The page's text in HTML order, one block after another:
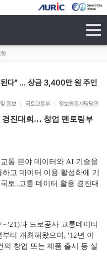
된다" … 상금 3,400만 원 주인
홍보 국토교통부 정보화통계담당관
경진대회… 창업 멘토링부
통 분야 데이터와 AI 기술을
고 데이터 이용 활성화에 기
토․교통 데이터 활용 경진대
과 도로공사 교통데이터
터 개최해왔으며, '12년 이
의 창업 또는 제품 출시 등 실